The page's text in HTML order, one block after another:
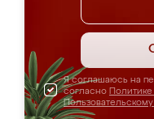
Я соглашаюсь на
согласно